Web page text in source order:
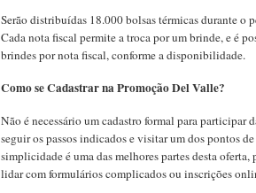
Serão distribuídas 18.000 bolsas térmicas durante o
Cada nota fiscal permite a troca por um brinde, e é
brindes por nota fiscal, conforme a disponibilidade.
Como se Cadastrar na Promoção Del Valle?
Não é necessário um cadastro formal para participar
seguir os passos indicados e visitar um dos pontos
simplicidade é uma das melhores partes desta oferta,
lidar com formulários complicados ou inscrições